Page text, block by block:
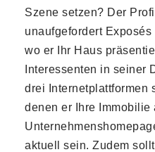
Szene setzen? Der
unaufgefordert
wo er Ihr Haus
Interessenten in seiner
drei Internetplattformen
denen er Ihre Immobilie
aktuell sein. Zudem